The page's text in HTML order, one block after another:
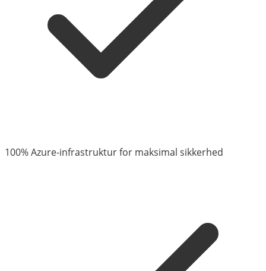
100% Azure-infrastruktur for maksimal sikkerhed